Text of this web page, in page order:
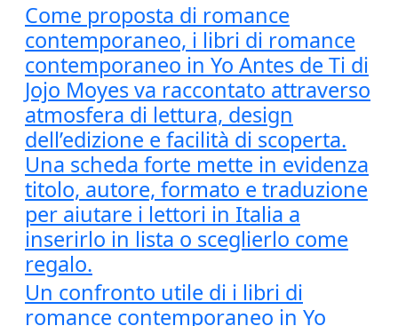
Come proposta di romance
contemporaneo, i libri di romance
contemporaneo in Yo Antes de Ti di
Jojo Moyes va raccontato attraverso
atmosfera di lettura, design
dell’edizione e facilità di scoperta.
Una scheda forte mette in evidenza
titolo, autore, formato e traduzione
per aiutare i lettori in Italia a
inserirlo in lista o sceglierlo come
regalo.
Un confronto utile di i libri di
romance contemporaneo in Yo